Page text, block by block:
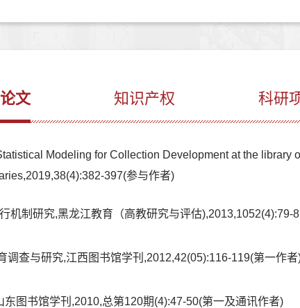
文 知识产权 科研
Modeling for Collection Development at the library
397(参与作者)
机制研究,黑龙江教育（高教研究与评估),2013,1052(4):79-
调查与研究,江西图书馆学刊,2012,42(05):116-119(第一作者
图书馆学刊,2010,总第120期(4):47-50(第一及通讯作者)